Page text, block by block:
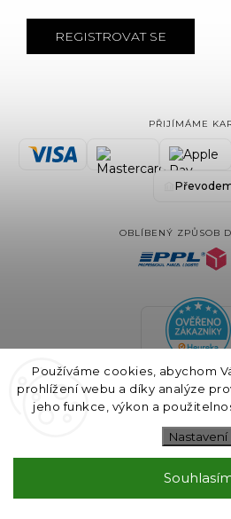
Používáme cookies, abychom
prohlížení webu a díky analýze
jeho funkce, výkon a
Nastavení
REGISTROVAT SE
PŘIJÍMÁME
OBLÍBENÝ ZPŮSOB
COPYRIGHT 2024 BLAIRE.CZ
VYTVOŘILSHOPTET& DESIGN A